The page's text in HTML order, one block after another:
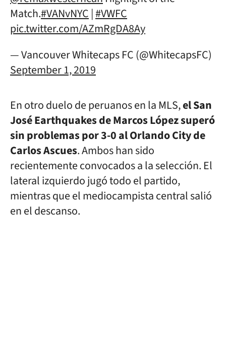
Match.#VANvNYC |#VWFC
pic.twitter.com/AZmRgDA8Ay
— Vancouver Whitecaps FC (@WhitecapsFC)
September 1, 2019
En otro duelo de peruanos en la MLS,el San
José Earthquakes de Marcos López superó
sin problemas por 3-0 al Orlando City de
Carlos Ascues. Ambos han sido
recientemente convocados a la selección. El
lateral izquierdo jugó todo el partido,
mientras que el mediocampista central salió
en el descanso.